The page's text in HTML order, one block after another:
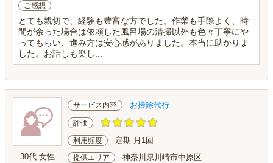
ご感想
とても親切で、経験も豊富な方でした。作業も手際よく、時
間が余った場合は依頼した風呂場の清掃以外も色々丁寧にや
ってもらい、進み方は安心感がありました。本当に助かりま
した。お話しも楽し...
30代 女性
サービス内容 お掃除代行
評価
利用頻度 定期 月1回
提供エリア 神奈川県川崎市中原区